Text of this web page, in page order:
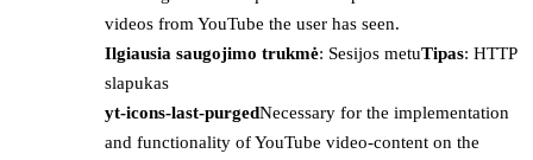
videos from YouTube the user has seen.
Ilgiausia saugojimo trukmė: Sesijos metuTipas: HTTP
slapukas
yt-icons-last-purgedNecessary for the implementation
and functionality of YouTube video-content on the